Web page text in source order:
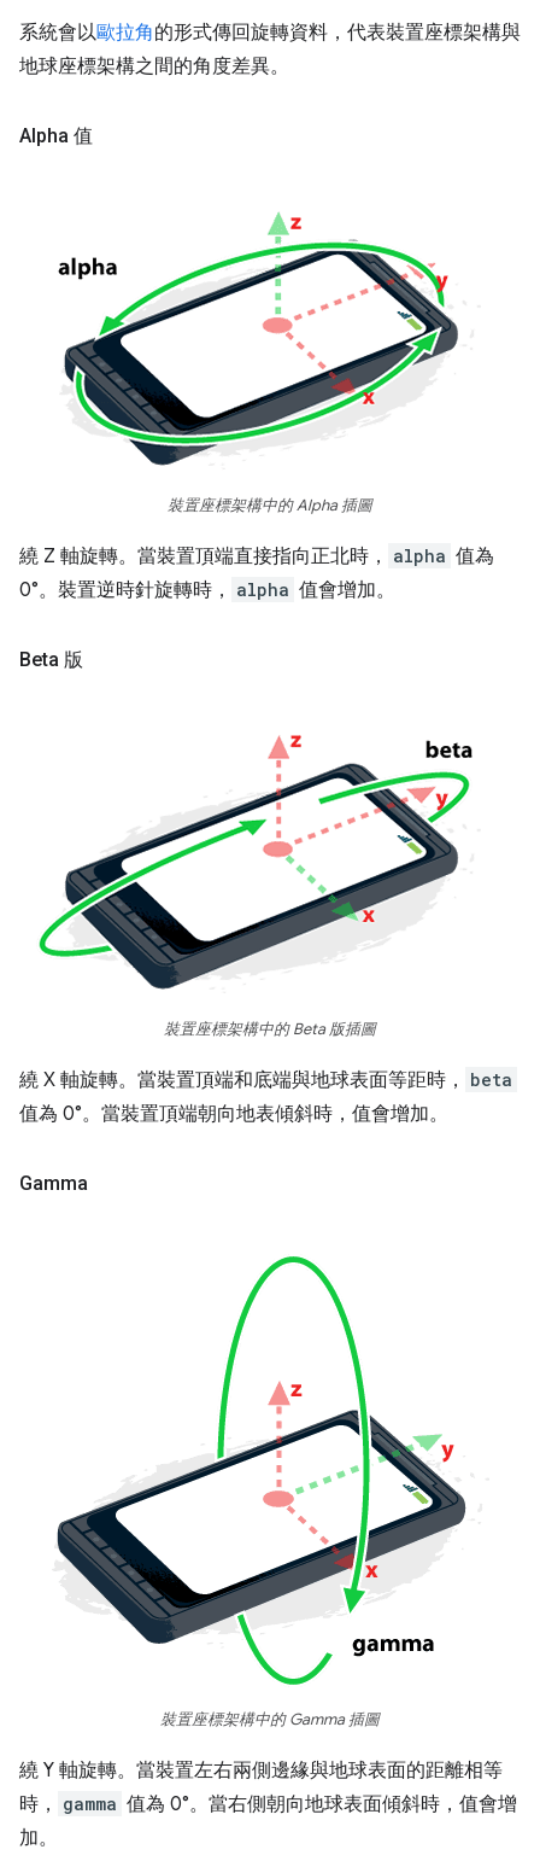
系統會以歐拉角的形式傳回旋轉資料，代表裝置座標架構與
地球座標架構之間的角度差異。
Alpha 值
裝置座標架構中的 Alpha 插圖
繞 Z 軸旋轉。當裝置頂端直接指向正北時， alpha 值為
0°。裝置逆時針旋轉時，
alpha 值會增加。
Beta 版
裝置座標架構中的 Beta 版插圖
繞 X 軸旋轉。當裝置頂端和底端與地球表面等距時， beta
值為 0°。當裝置頂端朝向地表傾斜時，值會增加。
Gamma
裝置座標架構中的 Gamma 插圖
繞 Y 軸旋轉。當裝置左右兩側邊緣與地球表面的距離相等
時，
gamma 值為 0°。當右側朝向地球表面傾斜時，值會增
加。